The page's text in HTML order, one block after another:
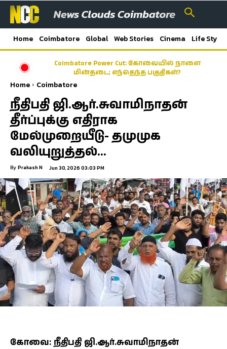
Home Coimbatore Global Web Stories Cinema Life Style
Coimbatore Power Cut: கோவையில் நாளை
மின்தடை; எந்தெந்த பகுதிகள்?
Home Coimbatore
நீதிபதி ஜி.ஆர்.சுவாமிநாதன்
தீர்ப்புக்கு எதிராக
மேல்முறையீடு- தமுமுக
வலியுறுத்தல்…
By Prakash N Jun 30, 2026 03:03 PM
கோவை: நீதிபதி ஜி.ஆர்.சுவாமிநாதன்